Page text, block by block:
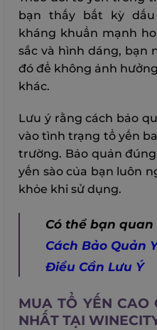
bạn thấy bất kỳ
kháng khuẩn mạnh
sắc và hình dáng, bạn
đó để không ảnh
khác.
Lưu ý rằng cách bảo
vào tình trạng tổ yến
trường. Bảo quản
yến sào của bạn luôn
khỏe khi sử dụng.
Có thể bạn
Cách Bảo Quản
Điều Cần Lưu Ý
MUA TỔ YẾN CAO
NHẤT TẠI